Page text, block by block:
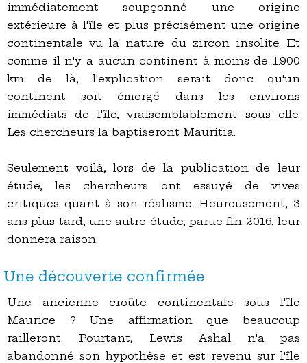
immédiatement soupçonné une origine
extérieure à l'île et plus précisément une origine
continentale vu la nature du zircon insolite. Et
comme il n'y a aucun continent à moins de 1.900
km de là, l'explication serait donc qu'un
continent soit émergé dans les environs
immédiats de l'île, vraisemblablement sous elle.
Les chercheurs la baptiseront Mauritia.
Seulement voilà, lors de la publication de leur
étude, les chercheurs ont essuyé de vives
critiques quant à son réalisme. Heureusement, 3
ans plus tard, une autre étude, parue fin 2016, leur
donnera raison.
Une découverte confirmée
Une ancienne croûte continentale sous l'île
Maurice ? Une affirmation que beaucoup
railleront. Pourtant, Lewis Ashal n'a pas
abandonné son hypothèse et est revenu sur l'île